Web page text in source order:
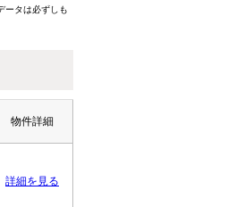
ータは必ずしも
物件詳細
詳細を見る